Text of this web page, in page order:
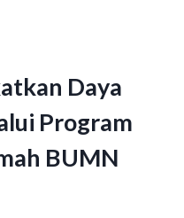
Daya
Program
BUMN